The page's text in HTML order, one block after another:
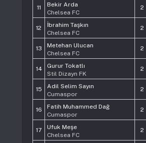
11
Bekir Arda
Chelsea FC
2
12
İbrahim Taşkın
Chelsea FC
2
13
Metehan Ulucan
Chelsea FC
2
14
Gurur Tokatlı
Stil Dizayn FK
2
15
Adil Selim Sayın
Cumaspor
2
16
Fatih Muhammed Dağ
Cumaspor
2
17
Ufuk Meşe
Chelsea FC
2